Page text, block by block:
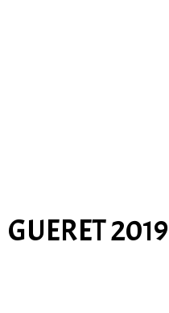
GUERET 2019